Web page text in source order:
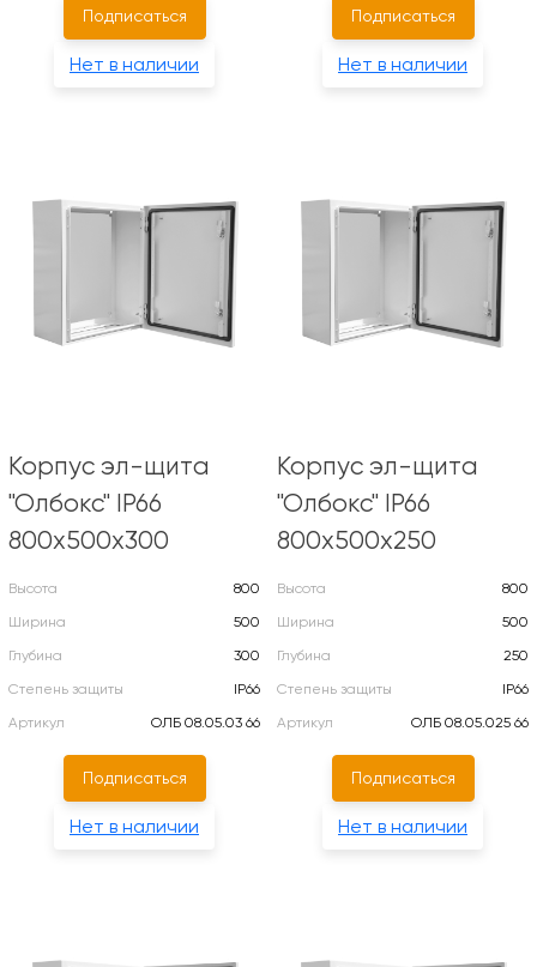
Подписаться
Нет в наличии
Подписаться
Нет в наличии
Корпус эл-щита
"Олбокс" IP66
800х500х300
Высота
800
Ширина
500
Глубина
300
Степень защиты
IP66
Артикул
ОЛБ 08.05.03 66
Подписаться
Нет в наличии
Корпус эл-щита
"Олбокс" IP66
800х500х250
Высота
800
Ширина
500
Глубина
250
Степень защиты
IP66
Артикул
ОЛБ 08.05.025 66
Подписаться
Нет в наличии